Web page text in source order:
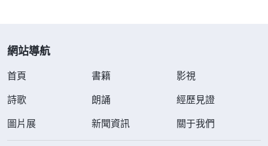
耶穌的人是信人而不是信神嗎？這些問題的實質到底
性情活着，所以能抵擋神、定罪神就不足為奇了。許
多人都看不透這事，都以為罪得赦免了，神不看人有
罪了就是聖潔了，都以為只要罪得赦免了，有許多好
行為就能蒙神稱許了，這是大錯特錯的。從法利賽人
網站導航
首頁 書籍
影視
詩歌
朗誦
經歷見證
圖片展
新聞資訊 關于我們